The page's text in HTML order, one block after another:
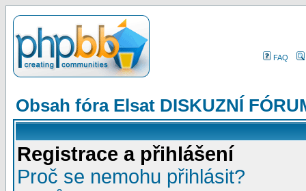
FAQ
Obsah fóra Elsat DISKUZNÍ
Registrace a přihlášení
Proč se nemohu přihlásit?